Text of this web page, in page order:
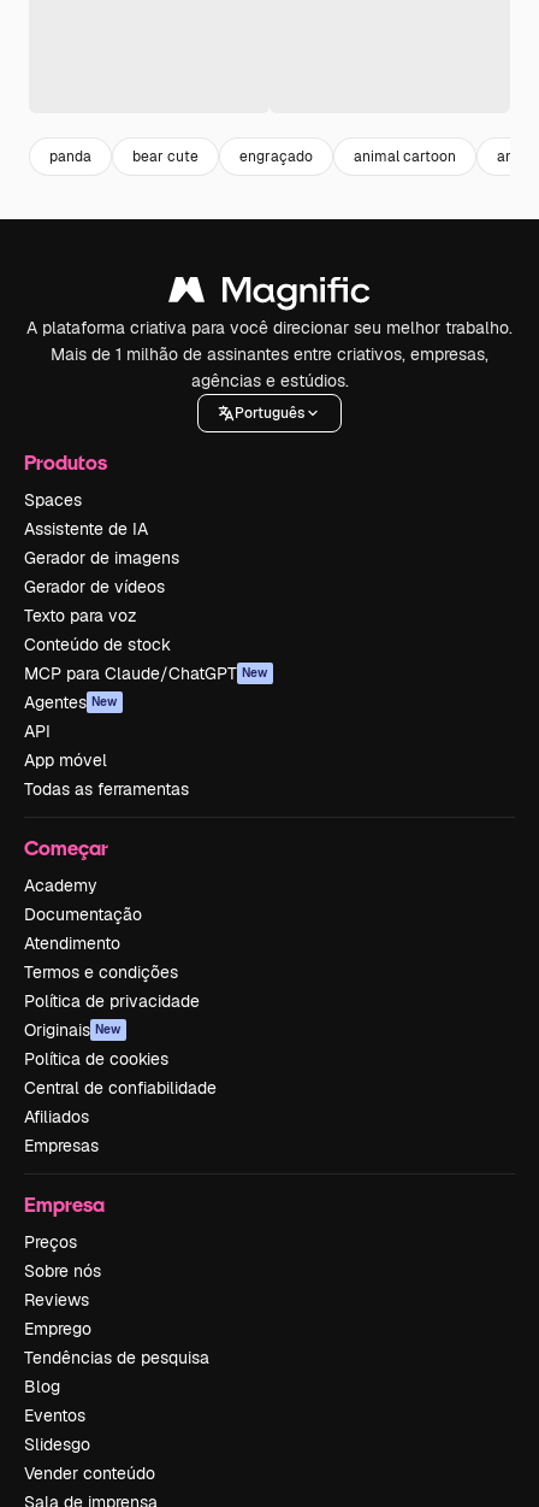
panda bear cute engraçado animal cartoon
A plataforma criativa para você direcionar seu melhor trabalho.
Mais de 1 milhão de assinantes entre criativos, empresas,
agências e estúdios.
Português
Produtos
Spaces
Assistente de IA
Gerador de imagens
Gerador de vídeos
Texto para voz
Conteúdo de stock
MCP para Claude/ChatGPT New
Agentes New
API
App móvel
Todas as ferramentas
Começar
Academy
Documentação
Atendimento
Termos e condições
Política de privacidade
Originais New
Política de cookies
Central de confiabilidade
Afiliados
Empresas
Empresa
Preços
Sobre nós
Reviews
Emprego
Tendências de pesquisa
Blog
Eventos
Slidesgo
Vender conteúdo
Sala de imprensa